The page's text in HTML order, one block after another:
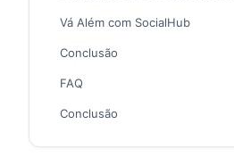
Vá Além com SocialHub
Conclusão
FAQ
Conclusão